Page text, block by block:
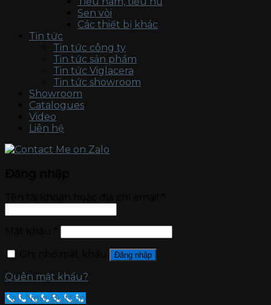
Sen vòi
Các thiết bị khác
Tin tức
Tin tức công ty
Tin tức sản phẩm
Tin tức Viglacera
Tin tức showroom
Showroom
Catalogues
Video
Liên hệ
Đăng nhập
Quên mật khẩu?
Call Now Button